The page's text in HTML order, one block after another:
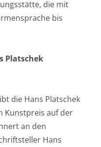
die mit
bis
Platschek
die Hans Platschek
Kunstpreis auf der
an den
Hans